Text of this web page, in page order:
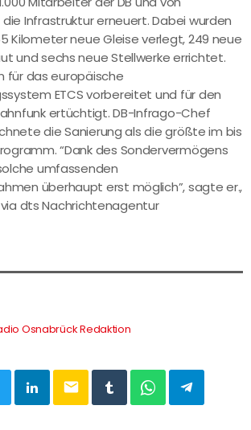
Infrastruktur erneuert. Dabei wurden
Kilometer neue Gleise verlegt, 249 neue
und sechs neue Stellwerke errichtet.
für das europäische
ETCS vorbereitet und für den
ertüchtigt. DB-Infrago-Chef
die Sanierung als die größte im bis
“Dank des Sondervermögens
umfassenden
überhaupt erst möglich”, sagte er.,
via dts Nachrichtenagentur
Osnabrück Redaktion
email